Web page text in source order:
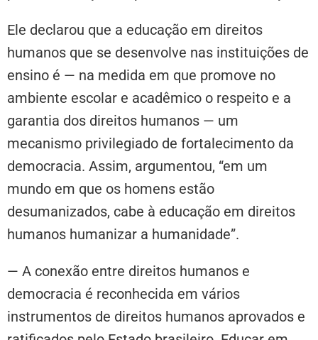
Ele declarou que a educação em direitos
humanos que se desenvolve nas instituições de
ensino é — na medida em que promove no
ambiente escolar e acadêmico o respeito e a
garantia dos direitos humanos — um
mecanismo privilegiado de fortalecimento da
democracia. Assim, argumentou, “em um
mundo em que os homens estão
desumanizados, cabe à educação em direitos
humanos humanizar a humanidade”.
— A conexão entre direitos humanos e
democracia é reconhecida em vários
instrumentos de direitos humanos aprovados e